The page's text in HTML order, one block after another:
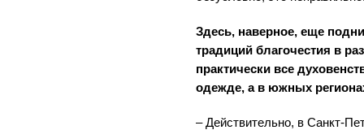
Здесь, наверное, еще
традиций благочестия в
практически все
одежде, а в южных
– Действительно, в Санкт-